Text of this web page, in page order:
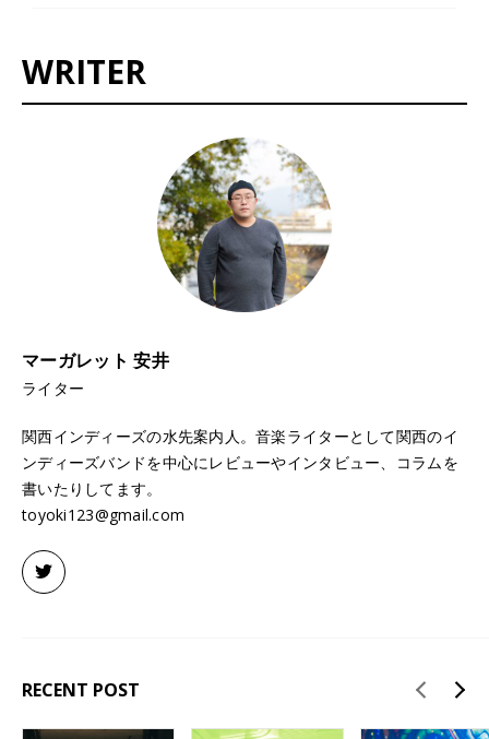
WRITER
マーガレット 安井
ライター
関西インディーズの水先案内人。音楽ライターとして関西のイ
ンディーズバンドを中心にレビューやインタビュー、コラムを
書いたりしてます。
toyoki123@gmail.com
RECENT POST